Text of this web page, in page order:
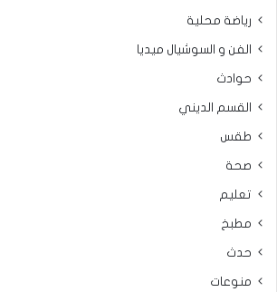
رياضة محلية
الفن و السوشيال ميديا
حوادث
القسم الديني
طقس
صحة
تعليم
مطبخ
حدث
منوعات